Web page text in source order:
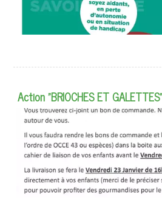
Action "BRIOCHES ET